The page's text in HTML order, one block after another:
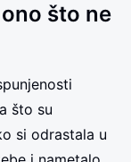
što ne
što su
si odrastala u